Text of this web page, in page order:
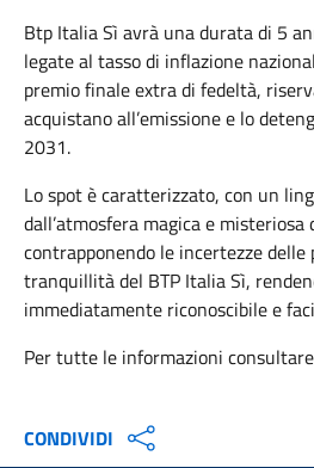
Btp Italia Sì avrà una durata di 5
legate al tasso di inflazione
premio finale extra di fedeltà,
acquistano all’emissione e lo
2031.
Lo spot è caratterizzato, con un
dall’atmosfera magica e
contrapponendo le incertezze
tranquillità del BTP Italia Sì,
immediatamente riconoscibile e
Per tutte le informazioni
CONDIVIDI